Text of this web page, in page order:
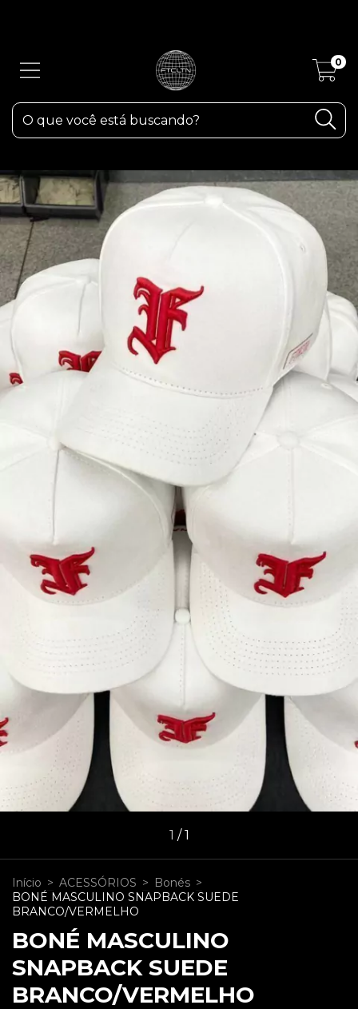
0
1 /1
Início > ACESSÓRIOS > Bonés >
BONÉ MASCULINO SNAPBACK SUEDE
BRANCO/VERMELHO
BONÉ MASCULINO
SNAPBACK SUEDE
BRANCO/VERMELHO